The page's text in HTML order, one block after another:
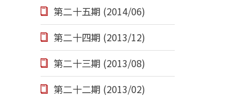
第二十五期 (2014/06)
第二十四期 (2013/12)
第二十三期 (2013/08)
第二十二期 (2013/02)